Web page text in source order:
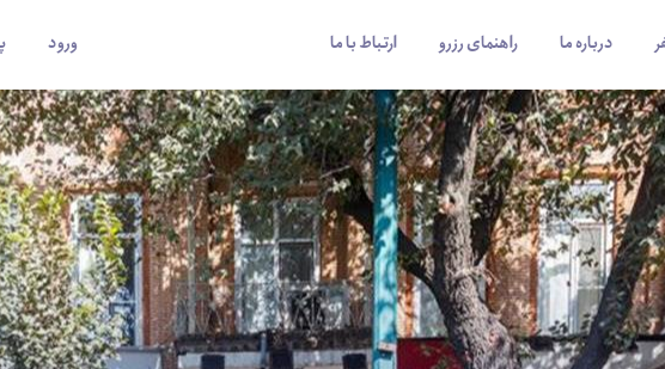
درباره ما راهنمای رزرو ارتباط با ما ورود